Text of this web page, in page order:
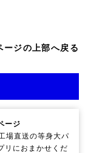
ージの上部へ戻る
ージ
場直送の等身大パ
リ におまかせくだ